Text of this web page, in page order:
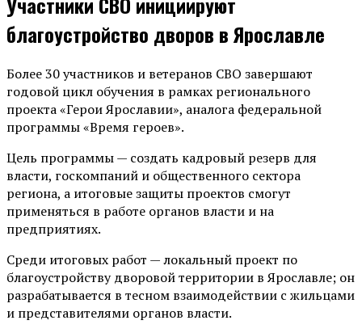
благоустройство дворов в Ярославле
Более 30 участников и ветеранов СВО завершают
годовой цикл обучения в рамках регионального
проекта «Герои Ярославии», аналога федеральной
программы «Время героев».
Цель программы — создать кадровый резерв для
власти, госкомпаний и общественного сектора
региона, а итоговые защиты проектов смогут
применяться в работе органов власти и на
предприятиях.
Среди итоговых работ — локальный проект по
благоустройству дворовой территории в Ярославле; он
разрабатывается в тесном взаимодействии с жильцами
и представителями органов власти.